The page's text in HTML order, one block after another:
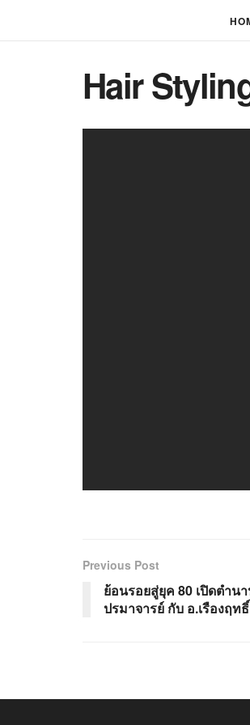
Hair
Previous Post
ย้อนรอยสู่ยุค 80 เปิดตำน
ปรมาจารย์ กับ อ.เรืองฤท